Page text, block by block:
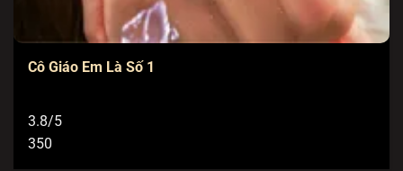
Cô Giáo Em Là Số 1
3.8/5
350